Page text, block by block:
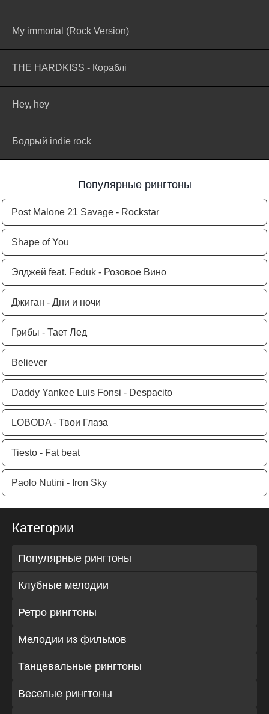
My immortal (Rock Version)
THE HARDKISS - Кораблi
Hey, hey
Бодрый indie rock
Популярные рингтоны
Post Malone 21 Savage - Rockstar
Shape of You
Элджей feat. Feduk - Розовое Вино
Джиган - Дни и ночи
Грибы - Тает Лед
Believer
Daddy Yankee Luis Fonsi - Despacito
LOBODA - Твои Глаза
Tiesto - Fat beat
Paolo Nutini - Iron Sky
Категории
Популярные рингтоны
Клубные мелодии
Ретро рингтоны
Мелодии из фильмов
Танцевальные рингтоны
Веселые рингтоны